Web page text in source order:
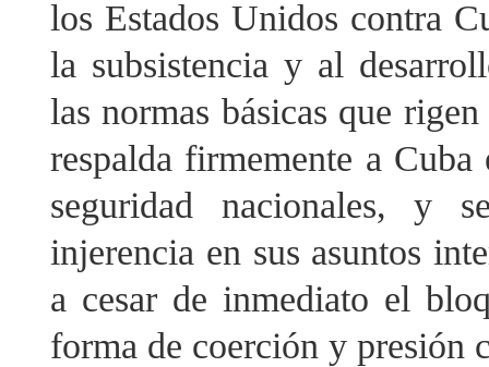
los Estados Unidos contra
la subsistencia y al
las normas básicas que
respalda firmemente a
seguridad nacionales, y
injerencia en sus asuntos
a cesar de inmediato el
forma de coerción y presión